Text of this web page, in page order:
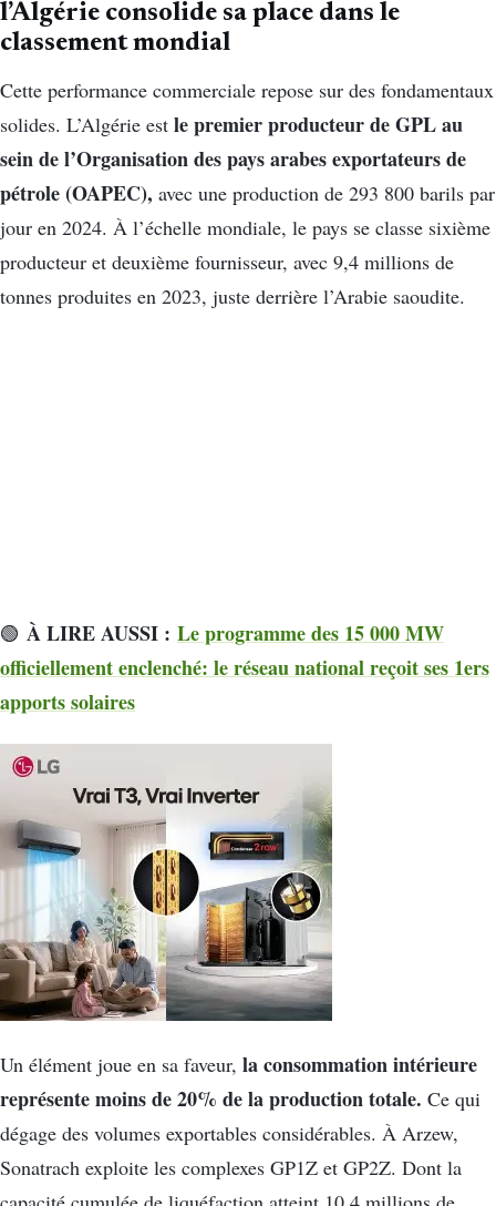
l’Algérie consolide sa place dans le
classement mondial
Cette performance commerciale repose sur des fondamentaux
solides. L’Algérie est le premier producteur de GPL au
sein de l’Organisation des pays arabes exportateurs de
pétrole (OAPEC), avec une production de 293 800 barils par
jour en 2024. À l’échelle mondiale, le pays se classe sixième
producteur et deuxième fournisseur, avec 9,4 millions de
tonnes produites en 2023, juste derrière l’Arabie saoudite.
🟢 À LIRE AUSSI : Le programme des 15 000 MW
officiellement enclenché: le réseau national reçoit ses 1ers
apports solaires
Un élément joue en sa faveur, la consommation intérieure
représente moins de 20% de la production totale. Ce qui
dégage des volumes exportables considérables. À Arzew,
Sonatrach exploite les complexes GP1Z et GP2Z. Dont la